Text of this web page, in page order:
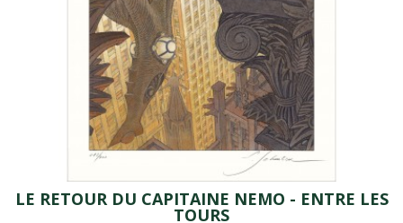
LE RETOUR DU CAPITAINE NEMO - ENTRE LES
TOURS